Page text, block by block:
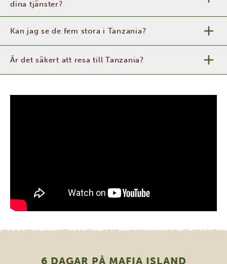
dina tjänster?
Kan jag se de fem stora i Tanzania?
Är det säkert att resa till Tanzania?
6 DAGAR PÅ MAFIA ISLAND